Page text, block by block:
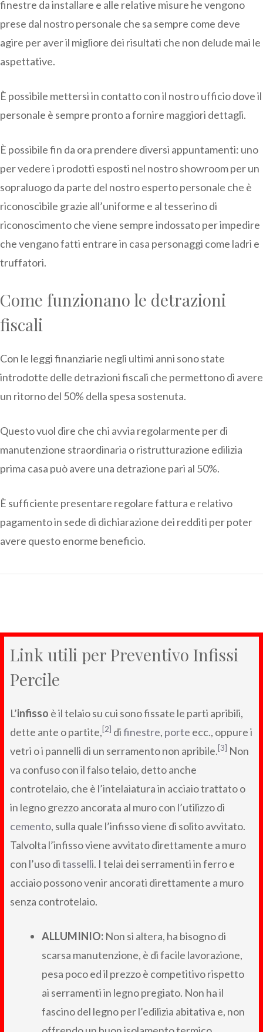
finestre da installare e alle relative misure he vengono
prese dal nostro personale che sa sempre come deve
agire per aver il migliore dei risultati che non delude mai le
aspettative.
È possibile mettersi in contatto con il nostro ufficio dove il
personale è sempre pronto a fornire maggiori dettagli.
È possibile fin da ora prendere diversi appuntamenti: uno
per vedere i prodotti esposti nel nostro showroom per un
sopraluogo da parte del nostro esperto personale che è
riconoscibile grazie all’uniforme e al tesserino di
riconoscimento che viene sempre indossato per impedire
che vengano fatti entrare in casa personaggi come ladri e
truffatori.
Come funzionano le detrazioni
fiscali
Con le leggi finanziarie negli ultimi anni sono state
introdotte delle detrazioni fiscali che permettono di avere
un ritorno del 50% della spesa sostenuta.
Questo vuol dire che chi avvia regolarmente per di
manutenzione straordinaria o ristrutturazione edilizia
prima casa può avere una detrazione pari al 50%.
È sufficiente presentare regolare fattura e relativo
pagamento in sede di dichiarazione dei redditi per poter
avere questo enorme beneficio.
Link utili per Preventivo Infissi
Percile
L’infisso è il telaio su cui sono fissate le parti apribili,
dette ante o partite,[2] difinestre, porte ecc., oppure i
vetri o i pannelli di un serramento non apribile.[3] Non
va confuso con il falso telaio, detto anche
controtelaio, che è l’intelaiatura in acciaio trattato o
in legno grezzo ancorata al muro con l’utilizzo di
cemento, sulla quale l’infisso viene di solito avvitato.
Talvolta l’infisso viene avvitato direttamente a muro
con l’uso ditasselli. I telai dei serramenti in ferro e
acciaio possono venir ancorati direttamente a muro
senza controtelaio.
ALLUMINIO: Non si altera, ha bisogno di
scarsa manutenzione, è di facile lavorazione,
pesa poco ed il prezzo è competitivo rispetto
ai serramenti in legno pregiato. Non ha il
fascino del legno per l’edilizia abitativa e, non